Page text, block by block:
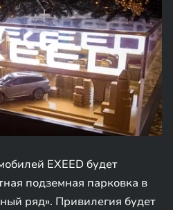
EXEED будет
подземная парковка в
ряд». Привилегия будет